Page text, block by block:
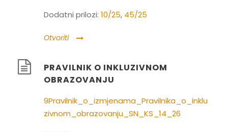
Dodatni prilozi: 10/25, 45/25
Otvoriti
PRAVILNIK O INKLUZIVNOM
OBRAZOVANJU
9Pravilnik_o_izmjenama_Pravilnika_o_inklu
zivnom_obrazovanju_SN_KS_14_26